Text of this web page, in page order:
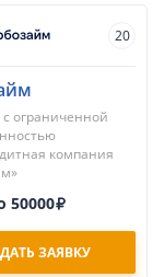
20
ограниченной
компания
50000
ЗАЯВКУ